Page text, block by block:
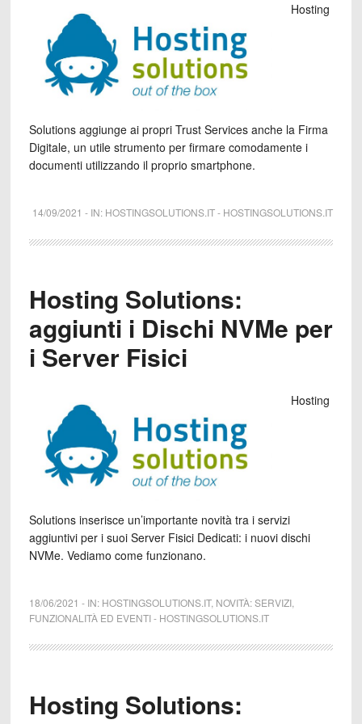
Hosting
Solutions aggiunge ai propri Trust Services anche la Firma
Digitale, un utile strumento per firmare comodamente i
documenti utilizzando il proprio smartphone.
14/09/2021 - IN: HOSTINGSOLUTIONS.IT- HOSTINGSOLUTIONS.IT
Hosting Solutions:
aggiunti i Dischi NVMe per
i Server Fisici
Hosting
Solutions inserisce un’importante novità tra i servizi
aggiuntivi per i suoi Server Fisici Dedicati: i nuovi dischi
NVMe. Vediamo come funzionano.
18/06/2021 - IN: HOSTINGSOLUTIONS.IT, NOVITÀ: SERVIZI,
FUNZIONALITÀ ED EVENTI- HOSTINGSOLUTIONS.IT
Hosting Solutions: